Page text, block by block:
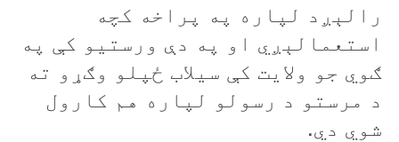
رالېږد لپاره په پراخه کچه
استعمالېږي او په دې ورستيو کې په
ګوي جو ولايت کې سيلاب ځپلو وګړو ته
د مرستو د رسولو لپاره هم کارول
شوي دي.